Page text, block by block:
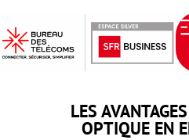
LES
OPTIQUE EN